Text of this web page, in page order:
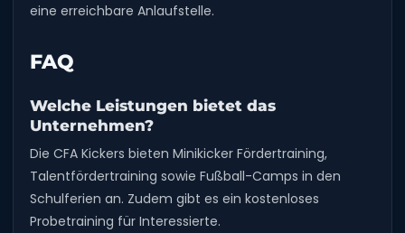
eine erreichbare Anlaufstelle.
FAQ
Welche Leistungen bietet das
Unternehmen?
Die CFA Kickers bieten Minikicker Fördertraining,
Talentfördertraining sowie Fußball-Camps in den
Schulferien an. Zudem gibt es ein kostenloses
Probetraining für Interessierte.